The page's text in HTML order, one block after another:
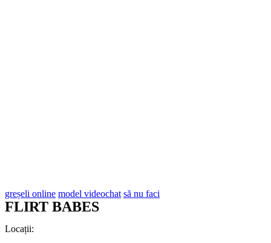
greșeli online model videochat să nu faci
FLIRT BABES
Locații: